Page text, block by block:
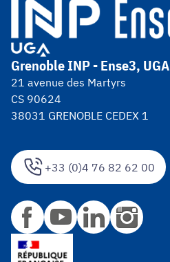
+33 (0)4 76 82 62 00
Grenoble INP - Ense3, UGA
21 avenue des Martyrs
CS 90624
38031 GRENOBLE CEDEX 1